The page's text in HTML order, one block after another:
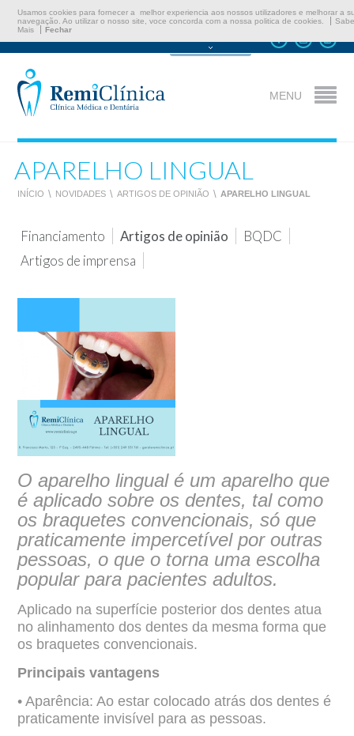
Usamos cookies para fornecer a melhor experiencia aos nossos utilizadores e melhorar a
navegação. Ao utilizar o nosso site, voce concorda com a nossa politica de cookies.
Mais
Fechar
MENU
APARELHO LINGUAL
INÍCIO \ NOVIDADES \ ARTIGOS DE OPINIÃO \ APARELHO LINGUAL
Financiamento Artigos de opinião
BQDC
Artigos de imprensa
O aparelho lingual é um aparelho que
é aplicado sobre os dentes, tal como
osbraquetes convencionais, só que
praticamente impercetível por outras
pessoas, o que o torna uma escolha
popular para pacientes adultos.
Aplicado na superfície posterior dos dentes atua
no alinhamento dos dentes da mesmaforma que
os braquetes convencionais.
Principais vantagens
• Aparência: Ao estar colocado atrás dos dentes é
praticamente invisível para as pessoas.